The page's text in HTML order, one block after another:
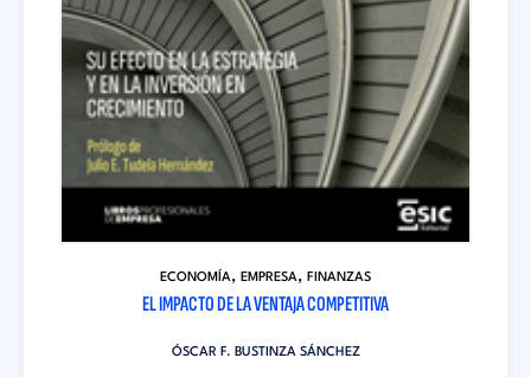
ECONOMÍA, EMPRESA, FINANZAS
EL IMPACTO DE LA VENTAJA COMPETITIVA
ÓSCAR F. BUSTINZA SÁNCHEZ